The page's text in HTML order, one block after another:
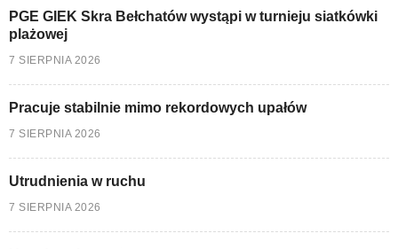
PGE GIEK Skra Bełchatów wystąpi w turnieju siatkówki
plażowej
7 SIERPNIA 2026
Pracuje stabilnie mimo rekordowych upałów
7 SIERPNIA 2026
Utrudnienia w ruchu
7 SIERPNIA 2026